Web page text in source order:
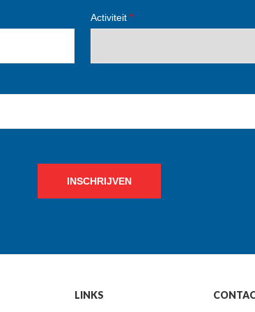
Activiteit*
INSCHRIJVEN
LINKS